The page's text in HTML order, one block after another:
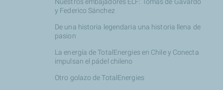
y Federico Sánchez
De una historia legendaria una historia llena de
pasion
La energía de TotalEnergies en Chile y Conecta
impulsan el pádel chileno
Otro golazo de TotalEnergies